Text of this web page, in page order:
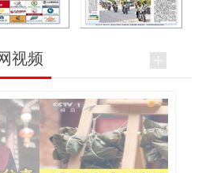
视频